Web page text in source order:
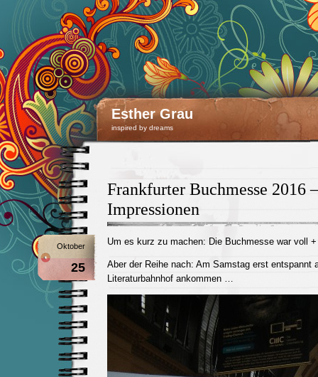
Esther Grau
inspired by dreams
Frankfurter Buchmesse 2016 –
Impressionen
Oktober
25
Um es kurz zu machen: Die Buchmesse war voll
Aber der Reihe nach: Am Samstag erst entspannt
Literaturbahnhof ankommen …